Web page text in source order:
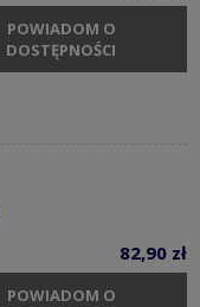
POWIADOM O
DOSTĘPNOŚCI
82,90 zł
POWIADOM O